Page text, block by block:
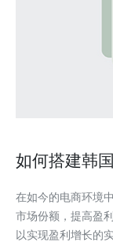
如何搭建韩
在如今的电商环境
市场份额，提高盈
以实现盈利增长的实用步骤。 以下是搭建